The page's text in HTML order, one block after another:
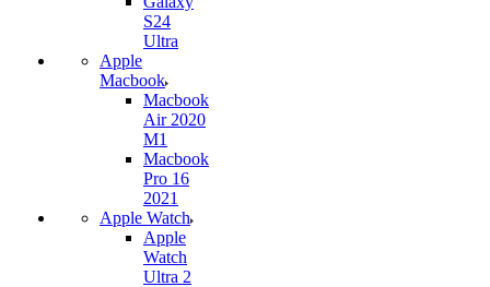
S24
Ultra
Apple
Macbook
Macbook
Air 2020
M1
Macbook
Pro 16
2021
Apple Watch
Apple
Watch
Ultra 2